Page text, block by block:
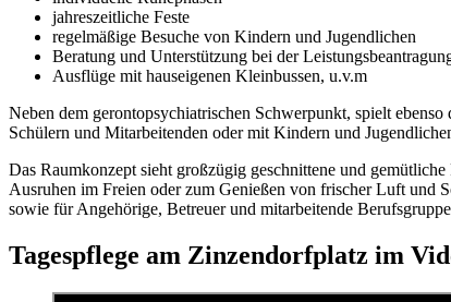
jahreszeitliche Feste
regelmäßige Besuche von Kindern und Jugendlichen
Beratung und Unterstützung bei der
Ausflüge mit hauseigenen Kleinbussen, u.v.m
Neben dem gerontopsychiatrischen Schwerpunkt, spielt
Schülern und Mitarbeitenden oder mit Kindern und
Das Raumkonzept sieht großzügig geschnittene und
Ausruhen im Freien oder zum Genießen von frischer Luft und
sowie für Angehörige, Betreuer und mitarbeitende
Tagespflege am Zinzendorfplatz im